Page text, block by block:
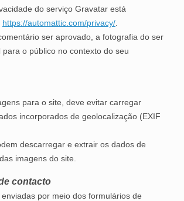
do serviço Gravatar está
https://automattic.com/privacy/
ser aprovado, a fotografia do ser
para o público no contexto do seu
para o site, deve evitar carregar
incorporados de geolocalização (EXIF
descarregar e extrair os dados de
imagens do site.
contacto
por meio dos formulários de